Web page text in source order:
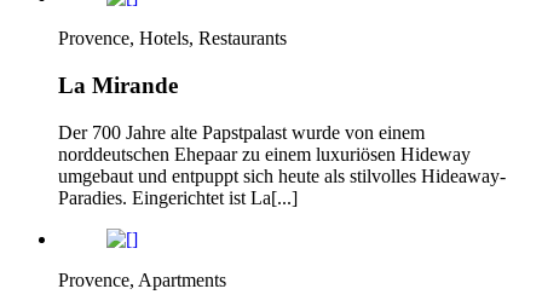
Provence, Hotels, Restaurants
La Mirande
Der 700 Jahre alte Papstpalast wurde von einem
norddeutschen Ehepaar zu einem luxuriösen Hideway
umgebaut und entpuppt sich heute als stilvolles Hideaway-
Paradies. Eingerichtet ist La[...]
Provence, Apartments